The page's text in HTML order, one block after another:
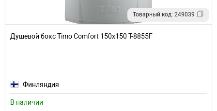
Товарный код: 249039
Душевой бокс Timo Comfort 150x150 T-8855F
Финляндия
В наличии